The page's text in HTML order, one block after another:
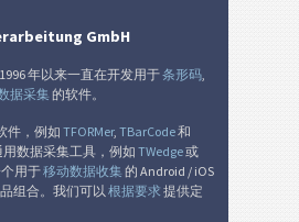
GmbH
年以来一直在开发用于条形码
据采集的软件。
件，例如TFORMer, TBarCode和
用数据采集工具，例如 TWedge或
个用于移动数据收集的 Android / iOS
组合。我们可以 根据要求 提供定